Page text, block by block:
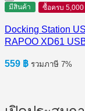
มีสินค้า ซื้อครบ 5,000
Docking Station
RAPOO XD61
559 ฿ รวมภาษี 7%